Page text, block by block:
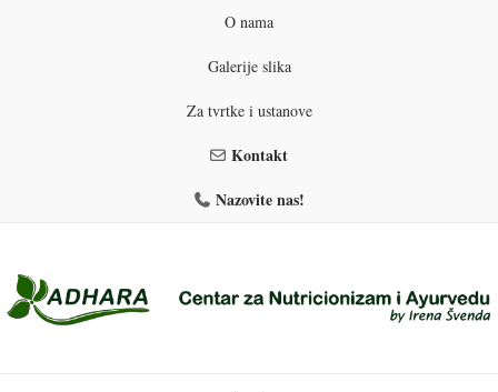
O nama
Galerije slika
Za tvrtke i ustanove
Kontakt
Nazovite nas!